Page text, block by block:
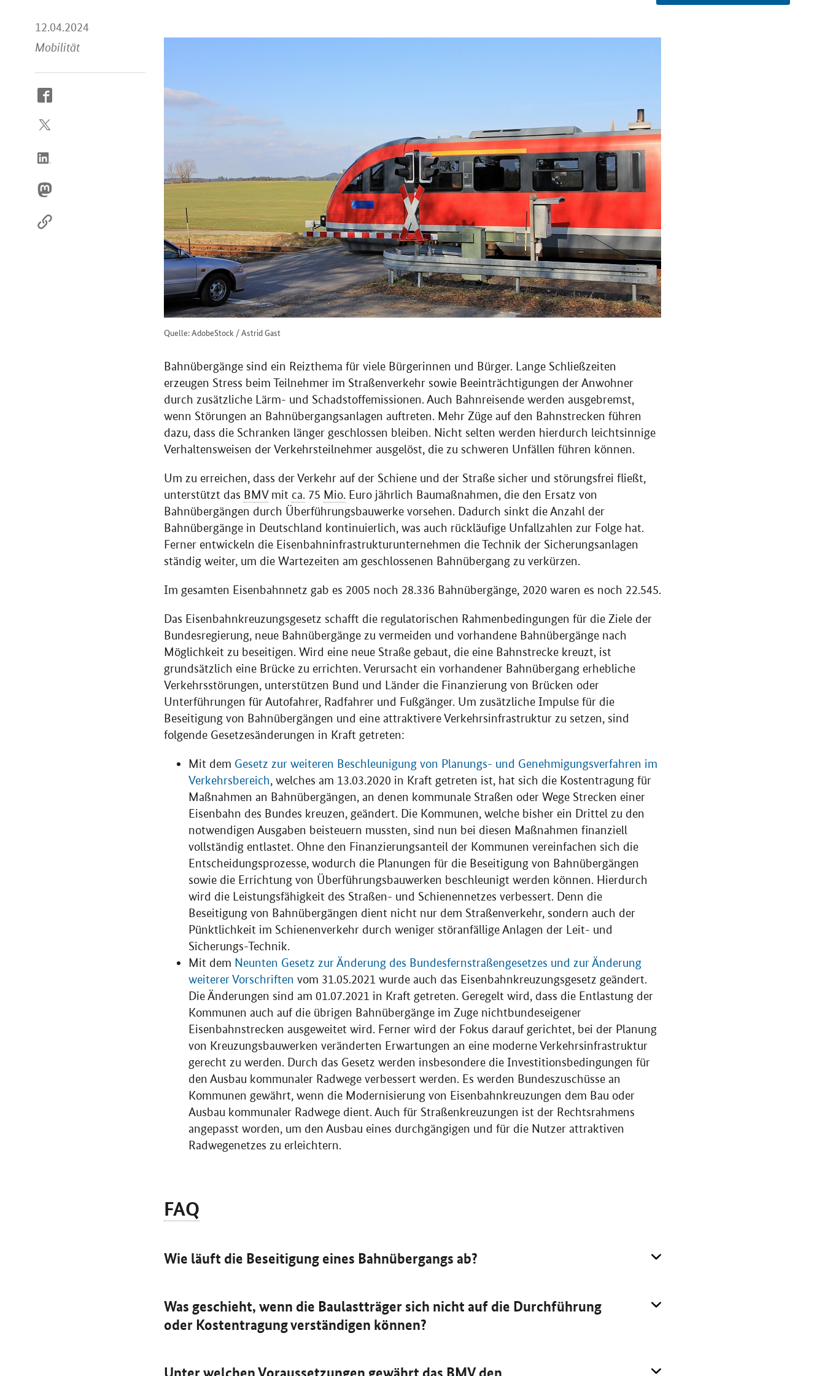
12.04.2024
Mobilität
So
Sie
Internet
Quelle: AdobeStock / Astrid Gast
Bahnübergänge sind ein Reizthema für viele Bürgerinnen und Bürger. Lange Schließzeiten
erzeugen Stress beim Teilnehmer im Straßenverkehr sowie Beeinträchtigungen der Anwohner
durch zusätzliche Lärm- und Schadstoffemissionen. Auch Bahnreisende werden ausgebremst,
wenn Störungen an Bahnübergangsanlagen auftreten. Mehr Züge auf den Bahnstrecken führen
dazu, dass die Schranken länger geschlossen bleiben. Nicht selten werden hierdurch leichtsinnige
Verhaltensweisen der Verkehrsteilnehmer ausgelöst, die zu schweren Unfällen führen können.
Um zu erreichen, dass der Verkehr auf der Schiene und der Straße sicher und störungsfrei fließt,
unterstützt das BMVmit ca. 75 Mio. Euro jährlich Baumaßnahmen, die den Ersatz von
Bahnübergängen durch Überführungsbauwerke vorsehen. Dadurch sinkt die Anzahl der
Bahnübergänge in Deutschland kontinuierlich, was auch rückläufige Unfallzahlen zur Folge hat.
Ferner entwickeln die Eisenbahninfrastrukturunternehmen die Technik der Sicherungsanlagen
ständig weiter, um die Wartezeiten am geschlossenen Bahnübergang zu verkürzen.
Im gesamten Eisenbahnnetz gab es 2005 noch 28.336 Bahnübergänge, 2020 waren es noch 22.545.
Das Eisenbahnkreuzungsgesetz schafft die regulatorischen Rahmenbedingungen für die Ziele der
Bundesregierung, neue Bahnübergänge zu vermeiden und vorhandene Bahnübergänge nach
Möglichkeit zu beseitigen. Wird eine neue Straße gebaut, die eine Bahnstrecke kreuzt, ist
grundsätzlich eine Brücke zu errichten. Verursacht ein vorhandener Bahnübergang erhebliche
Verkehrsstörungen, unterstützen Bund und Länder die Finanzierung von Brücken oder
Unterführungen für Autofahrer, Radfahrer und Fußgänger. Um zusätzliche Impulse für die
Beseitigung von Bahnübergängen und eine attraktivere Verkehrsinfrastruktur zu setzen, sind
folgende Gesetzesänderungen in Kraft getreten:
Mit dem Gesetz zur weiteren Beschleunigung von Planungs- und Genehmigungsverfahren im
Verkehrsbereich, welches am 13.03.2020 in Kraft getreten ist, hat sich die Kostentragung für
Maßnahmen an Bahnübergängen, an denen kommunale Straßen oder Wege Strecken einer
Eisenbahn des Bundes kreuzen, geändert. Die Kommunen, welche bisher ein Drittel zu den
notwendigen Ausgaben beisteuern mussten, sind nun bei diesen Maßnahmen finanziell
vollständig entlastet. Ohne den Finanzierungsanteil der Kommunen vereinfachen sich die
Entscheidungsprozesse, wodurch die Planungen für die Beseitigung von Bahnübergängen
sowie die Errichtung von Überführungsbauwerken beschleunigt werden können. Hierdurch
wird die Leistungsfähigkeit des Straßen- und Schienennetzes verbessert. Denn die
Beseitigung von Bahnübergängen dient nicht nur dem Straßenverkehr, sondern auch der
Pünktlichkeit im Schienenverkehr durch weniger störanfällige Anlagen der Leit- und
Sicherungs-Technik.
Mit dem Neunten Gesetz zur Änderung des Bundesfernstraßengesetzes und zur Änderung
weiterer Vorschriften vom 31.05.2021 wurde auch das Eisenbahnkreuzungsgesetz geändert.
Die Änderungen sind am 01.07.2021 in Kraft getreten. Geregelt wird, dass die Entlastung der
Kommunen auch auf die übrigen Bahnübergänge im Zuge nichtbundeseigener
Eisenbahnstrecken ausgeweitet wird. Ferner wird der Fokus darauf gerichtet, bei der Planung
von Kreuzungsbauwerken veränderten Erwartungen an eine moderne Verkehrsinfrastruktur
gerecht zu werden. Durch das Gesetz werden insbesondere die Investitionsbedingungen für
den Ausbau kommunaler Radwege verbessert werden. Es werden Bundeszuschüsse an
Kommunen gewährt, wenn die Modernisierung von Eisenbahnkreuzungen dem Bau oder
Ausbau kommunaler Radwege dient. Auch für Straßenkreuzungen ist der Rechtsrahmens
angepasst worden, um den Ausbau eines durchgängigen und für die Nutzer attraktiven
Radwegenetzes zu erleichtern.
FAQ
Wie läuft die Beseitigung eines Bahnübergangs ab?
Was geschieht, wenn die Baulastträger sich nicht auf die Durchführung
oder Kostentragung verständigen können?